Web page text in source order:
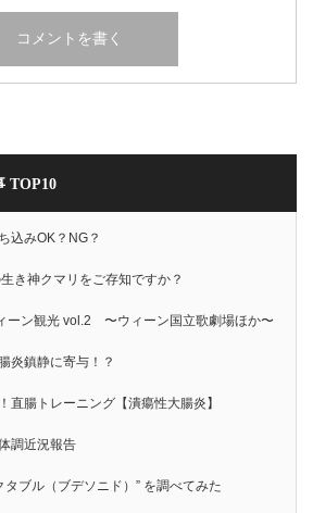
TOP10
込みOK？NG？
き神クマリをご存知ですか？
ーン観光 vol.2 〜ウィーン国立歌劇場ほか〜
炎鎮静に寄与！？
直腸トレーニング【潰瘍性大腸炎】
調近況報告
ブル（ブデソニド）” を調べてみた